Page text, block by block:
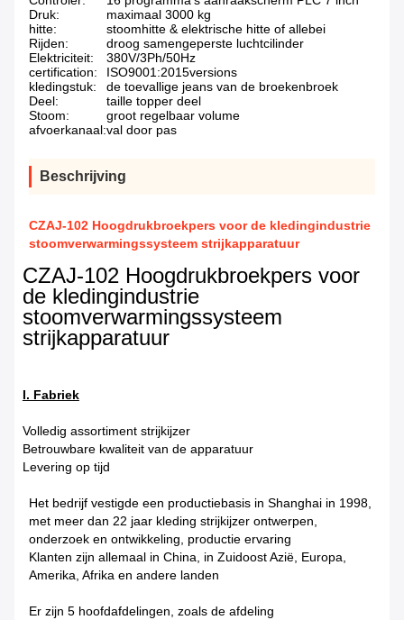
Druk:
maximaal 3000 kg
hitte:
stoomhitte & elektrische hitte of allebei
Rijden:
droog samengeperste luchtcilinder
Elektriciteit:
380V/3Ph/50Hz
certification:
ISO9001:2015versions
kledingstuk:
de toevallige jeans van de broekenbroek
Deel:
taille topper deel
Stoom:
groot regelbaar volume
afvoerkanaal:val door pas
Beschrijving
CZAJ-102 Hoogdrukbroekpers voor de kledingindustrie
stoomverwarmingssysteem strijkapparatuur
CZAJ-102 Hoogdrukbroekpers voor
de kledingindustrie
stoomverwarmingssysteem
strijkapparatuur
I. Fabriek
Volledig assortiment strijkijzer
Betrouwbare kwaliteit van de apparatuur
Levering op tijd
Het bedrijf vestigde een productiebasis in Shanghai in 1998,
met meer dan 22 jaar kleding strijkijzer ontwerpen,
onderzoek en ontwikkeling, productie ervaring
Klanten zijn allemaal in China, in Zuidoost Azië, Europa,
Amerika, Afrika en andere landen
Er zijn 5 hoofdafdelingen, zoals de afdeling